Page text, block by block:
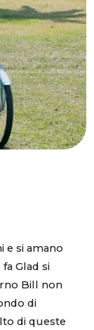
e si amano
Glad si
Bill non
di
di queste